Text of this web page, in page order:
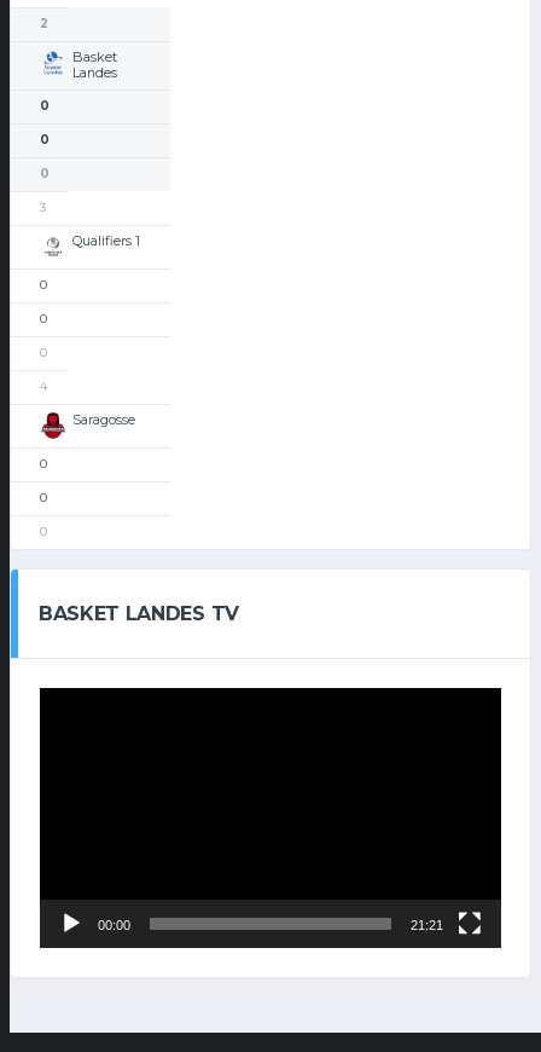
2
Basket
Landes
0
0
0
3
Qualifiers 1
0
0
0
4
Saragosse
0
0
0
BASKET LANDES TV
00:00 21:21